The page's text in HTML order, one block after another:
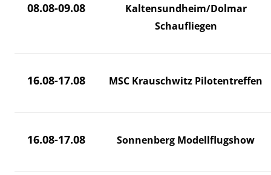
08.08-09.08
Kaltensundheim/Dolmar
Schaufliegen
16.08-17.08 MSC Krauschwitz Pilotentreffen
16.08-17.08 Sonnenberg Modellflugshow